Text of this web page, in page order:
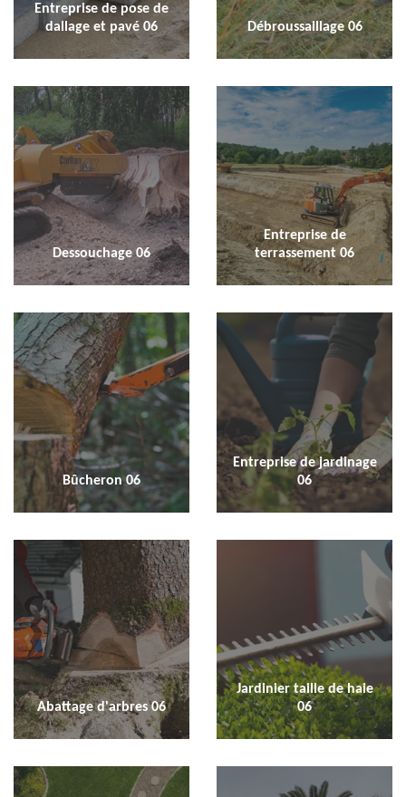
Entreprise de pose de
dallage et pavé 06
Débroussaillage 06
Dessouchage 06
Entreprise de
terrassement 06
Bûcheron 06
Entreprise de jardinage
06
Abattage d'arbres 06
Jardinier taille de haie
06